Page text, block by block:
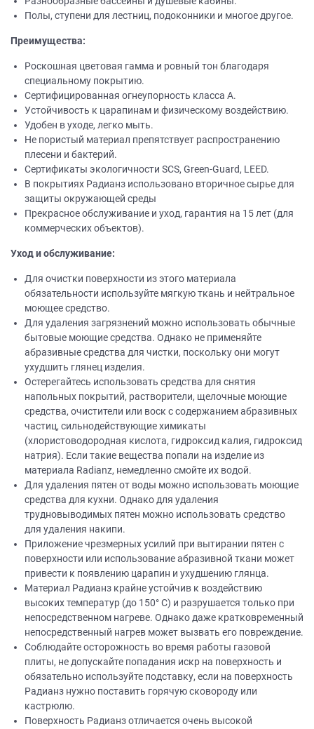
Полы, ступени для лестниц, подоконники и многое другое.
Преимущества:
Роскошная цветовая гамма и ровный тон благодаря
специальному покрытию.
Сертифицированная огнеупорность класса А.
Устойчивость к царапинам и физическому воздействию.
Удобен в уходе, легко мыть.
Не пористый материал препятствует распространению
плесени и бактерий.
Сертификаты экологичности SCS, Green-Guard, LEED.
В покрытиях Радианз использовано вторичное сырье для
защиты окружающей среды
Прекрасное обслуживание и уход, гарантия на 15 лет (для
коммерческих объектов).
Уход и обслуживание:
Для очистки поверхности из этого материала
обязательности используйте мягкую ткань и нейтральное
моющее средство.
Для удаления загрязнений можно использовать обычные
бытовые моющие средства. Однако не применяйте
абразивные средства для чистки, поскольку они могут
ухудшить глянец изделия.
Остерегайтесь использовать средства для снятия
напольных покрытий, растворители, щелочные моющие
средства, очистители или воск с содержанием абразивных
частиц, сильнодействующие химикаты
(хлористоводородная кислота, гидроксид калия, гидроксид
натрия). Если такие вещества попали на изделие из
материала Radianz, немедленно смойте их водой.
Для удаления пятен от воды можно использовать моющие
средства для кухни. Однако для удаления
трудновыводимых пятен можно использовать средство
для удаления накипи.
Приложение чрезмерных усилий при вытирании пятен с
поверхности или использование абразивной ткани может
привести к появлению царапин и ухудшению глянца.
Материал Радианз крайне устойчив к воздействию
высоких температур (до 150° C) и разрушается только при
непосредственном нагреве. Однако даже кратковременный
непосредственный нагрев может вызвать его повреждение.
Соблюдайте осторожность во время работы газовой
плиты, не допускайте попадания искр на поверхность и
обязательно используйте подставку, если на поверхность
Радианз нужно поставить горячую сковороду или
кастрюлю.
Поверхность Радианз отличается очень высокой